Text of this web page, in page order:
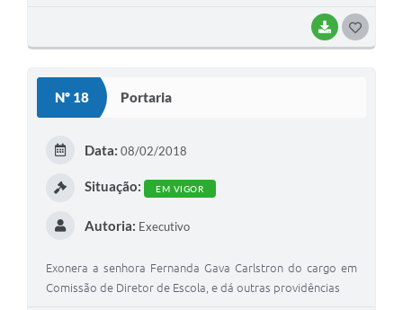
BAIXAR
Nº 18 Portaria
Data: 08/02/2018
Situação: EM VIGOR
Autoria: Executivo
Exonera a senhora Fernanda Gava Carlstron do cargo em
Comissão de Diretor de Escola, e dá outras providências